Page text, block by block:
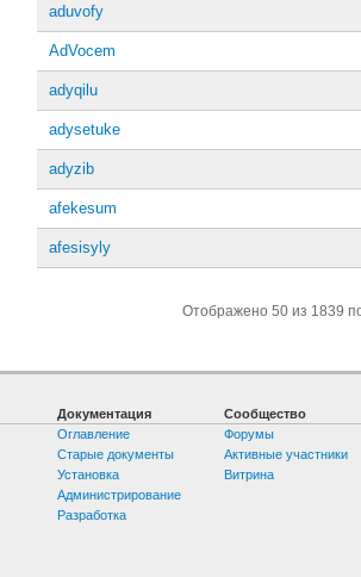
aduvofy
AdVocem
adyqilu
adysetuke
adyzib
afekesum
afesisyly
Отображено 50 из 1839
Документация
Оглавление
Старые документы
Установка
Администрирование
Разработка
Сообщество
Форумы
Активные участники
Витрина